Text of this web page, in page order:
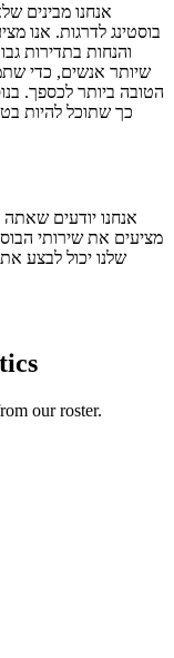
אנחנו מבינים
בוסטינג לדרגות. אנו
והנחות בתדירות
שיותר אנשים, כדי
כך שתוכל להיות
אנחנו יודעים
מציעים את שירותי
שלנו יכול לבצע
our roster.